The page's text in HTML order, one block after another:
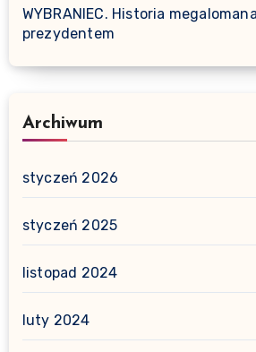
WYBRANIEC. Historia
prezydentem
Archiwum
styczeń 2026
styczeń 2025
listopad 2024
luty 2024